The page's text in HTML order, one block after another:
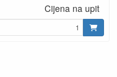
Cijena na upit